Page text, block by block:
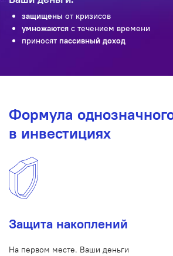
защищены от кризисов
умножаютсяс течением времени
приносят пассивный доход
Формула
в инвестициях
Защита накоплений
На первом месте. Ваши деньги